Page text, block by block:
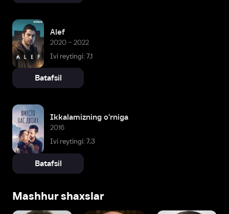
Alef
2020 – 2022
Ivi reytingi: 7,1
Batafsil
Ikkalamizning o'rniga
2016
Ivi reytingi: 7,3
Batafsil
Mashhur shaxslar